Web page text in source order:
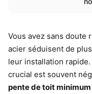
Vous avez sans doute
acier séduisent de
leur installation
crucial est souvent
pente de toit